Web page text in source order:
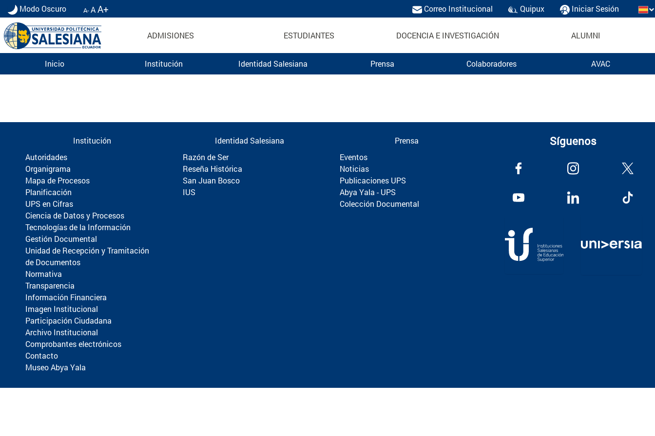
Modo Oscuro A-AA+ Correo Institucional Quipux Iniciar Sesión
ADMISIONES ESTUDIANTES DOCENCIA E INVESTIGACIÓN ALUMNI
Inicio Institución Identidad Salesiana Prensa Colaboradores AVAC
Información para Graduados UPS | Universidad Politécnica
Institución
Autoridades
Organigrama
Mapa de Procesos
Planificación
UPS en Cifras
Ciencia de Datos y Procesos
Tecnologías de la Información
Gestión Documental
Unidad de Recepción y Tramitación
de Documentos
Normativa
Transparencia
Información Financiera
Imagen Institucional
Participación Ciudadana
Archivo Institucional
Comprobantes electrónicos
Contacto
Museo Abya Yala
Identidad Salesiana
Razón de Ser
Reseña Histórica
San Juan Bosco
IUS
Prensa
Eventos
Noticias
Publicaciones UPS
Abya Yala - UPS
Colección Documental
Síguenos